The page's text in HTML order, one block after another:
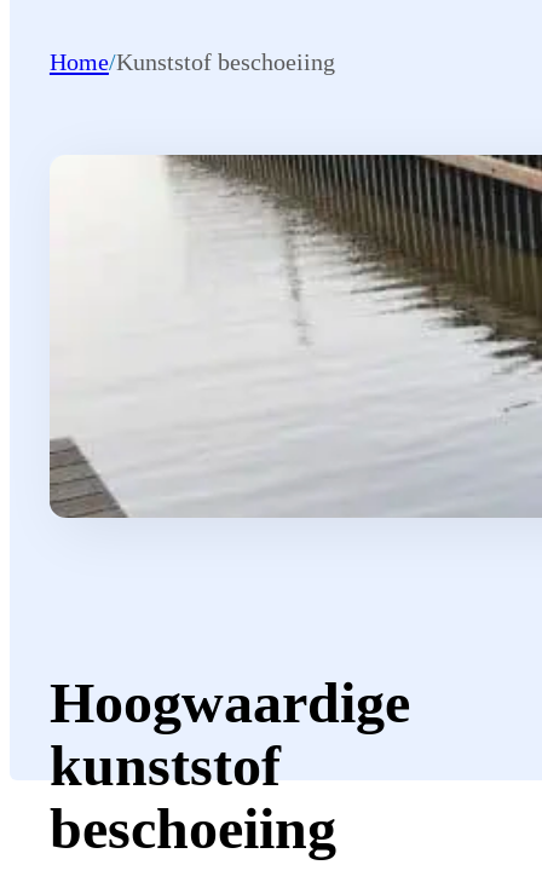
Home/Kunststof beschoeiing
Hoogwaardige
kunststof
beschoeiing